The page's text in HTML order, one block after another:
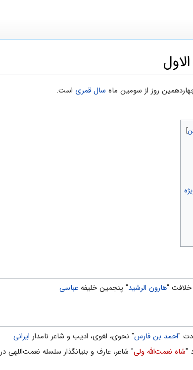
روز از سومین ماه سال قمری است.
هارون الرشید" پنجمین خلیفه عباسی
احمد بن‏ فارس" نحوى، لغوى، ادیب و شاعر نامدار ایرانی
شاه نعمت‌الله ولی" شاعر، عارف و بنیانگذار سلسله نعمت‌اللهی در